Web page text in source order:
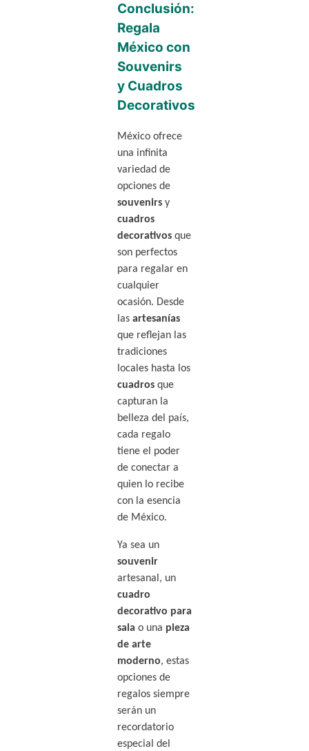
Conclusión:
Regala
México con
Souvenirs
y Cuadros
Decorativos
México ofrece
una infinita
variedad de
opciones de
souvenirsy
cuadros
decorativosque
son perfectos
para regalar en
cualquier
ocasión. Desde
las artesanías
que reflejan las
tradiciones
locales hasta los
cuadrosque
capturan la
belleza del país,
cada regalo
tiene el poder
de conectar a
quien lo recibe
con la esencia
de México.
Ya sea un
souvenir
artesanal, un
cuadro
decorativo para
sala o una pieza
de arte
moderno, estas
opciones de
regalos siempre
serán un
recordatorio
especial del